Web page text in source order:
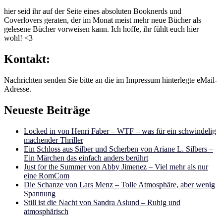
hier seid ihr auf der Seite eines absoluten Booknerds und
Coverlovers geraten, der im Monat meist mehr neue Bücher als
gelesene Bücher vorweisen kann. Ich hoffe, ihr fühlt euch hier
wohl! <3
Kontakt:
Nachrichten senden Sie bitte an die im Impressum hinterlegte eMail-
Adresse.
Neueste Beiträge
Locked in von Henri Faber – WTF – was für ein schwindelig
machender Thriller
Ein Schloss aus Silber und Scherben von Ariane L. Silbers –
Ein Märchen das einfach anders berührt
Just for the Summer von Abby Jimenez – Viel mehr als nur
eine RomCom
Die Schanze von Lars Menz – Tolle Atmosphäre, aber wenig
Spannung
Still ist die Nacht von Sandra Aslund – Ruhig und
atmosphärisch